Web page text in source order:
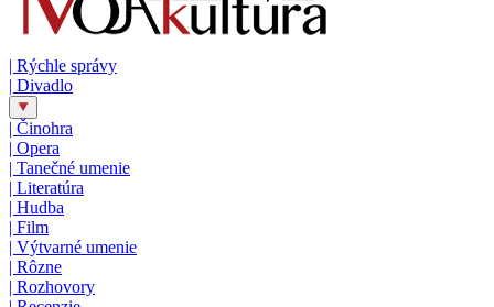
| Rýchle správy
| Divadlo
| Činohra
| Opera
| Tanečné umenie
| Literatúra
| Hudba
| Film
| Výtvarné umenie
| Rôzne
| Rozhovory